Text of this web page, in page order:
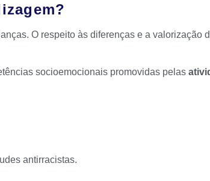
O respeito às diferenças e a valorização
socioemocionais promovidas pelas
antirracistas.